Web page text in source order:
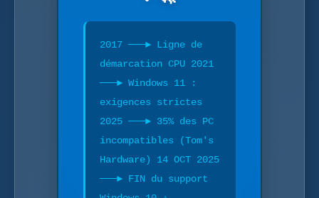
2017 ───► Ligne de
démarcation CPU 2021
───► Windows 11 :
exigences strictes
2025 ───► 35% des PC
incompatibles (Tom's
Hardware) 14 OCT 2025
───► FIN du support